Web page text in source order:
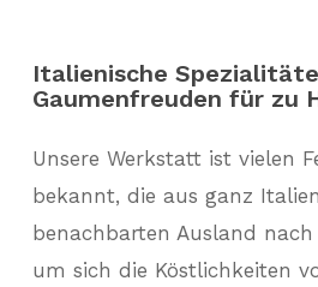
Italienische
Gaumenfreuden für zu
Unsere Werkstatt ist vielen
bekannt, die aus ganz
benachbarten Ausland
um sich die Köstlichkeiten